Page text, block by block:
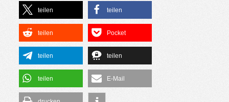
teilen teilen
teilen Pocket
teilen teilen
teilen E-Mail